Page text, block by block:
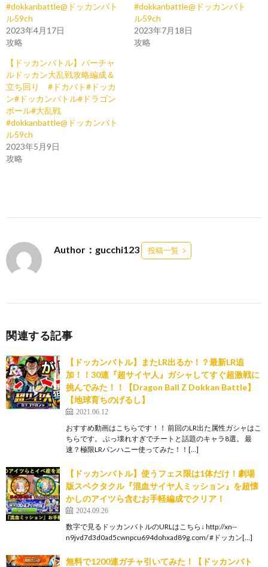
#dokkanbattle@ドッカンバト
ル59ch
2023年4月17日
攻略
#dokkanbattle@ドッカンバト
ル59ch
2023年7月18日
攻略
【ドッカンバトル】バーチャ
ルドッカン大乱戦攻略編成＆
立ち回り #ドカバト#ドッカ
ン#ドッカンバトル#ドラゴン
ボール#大乱戦
#dokkanbattle@ドッカンバト
ル59ch
2023年5月9日
攻略
Author：gucchi123 投稿一覧
関連する記事
【ドッカンバトル】またLR出るか！？最新LR追
加！！30連『超サイヤ人』ガシャしてすぐ超激戦に
挑んでみた！！【Dragon Ball Z Dokkan Battle】
【地球育ちのげるし】
2021.06.12
おすすめ動画はこちらです！！ 前回のLR出た属性ガシャはこ
ちらです。 ぶっ壊れすぎでチートと話題のキャラ8選。 最
速？極限LRパンハニー使ってみた！！[…]
【ドッカンバトル】使うフェス限は1体だけ！劇場
版スペクタクル『混血サイヤ人ミッション』を超懐
かしのアイツら含むお手軽編成でクリア！
2024.09.26
数字で見るドッカンバトルのURLはこちら↓ http://xn--
n9jvd7d3d0ad5cwnpcu694dohxad89g.com/ #ドッカン[…]
無料で1200連ガチャ引いてみた！【ドッカンバト